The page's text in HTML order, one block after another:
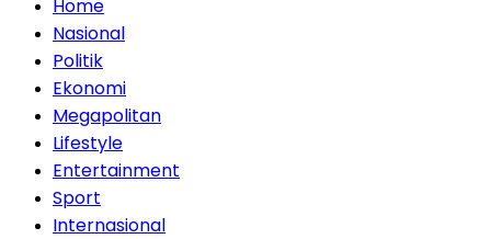
Home
Nasional
Politik
Ekonomi
Megapolitan
Lifestyle
Entertainment
Sport
Internasional